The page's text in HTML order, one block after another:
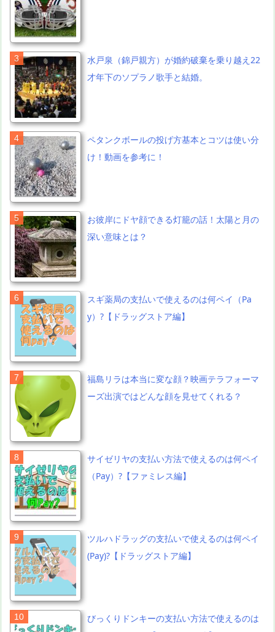
水戸泉（錦戸親方）が婚約破棄を乗り越え22
才年下のソプラノ歌手と結婚。
ペタンクボールの投げ方基本とコツは使い分
け！動画を参考に！
お彼岸にドヤ顔できる灯籠の話！太陽と月の
深い意味とは？
スギ薬局の支払いで使えるのは何ペイ（Pa
y）?【ドラッグストア編】
福島リラは本当に変な顔？映画テラフォーマ
ーズ出演ではどんな顔を見せてくれる？
サイゼリヤの支払い方法で使えるのは何ペイ
（Pay）?【ファミレス編】
ツルハドラッグの支払いで使えるのは何ペイ
(Pay)?【ドラッグストア編】
びっくりドンキーの支払い方法で使えるのは